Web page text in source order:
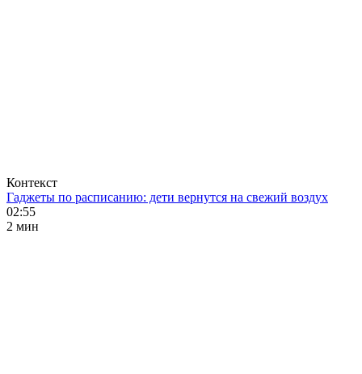
Контекст
Гаджеты по расписанию: дети вернутся на свежий воздух
02:55
2 мин